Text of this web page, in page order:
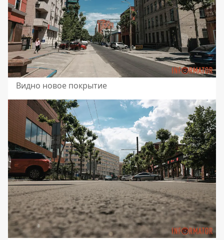
Видно новое покрытие